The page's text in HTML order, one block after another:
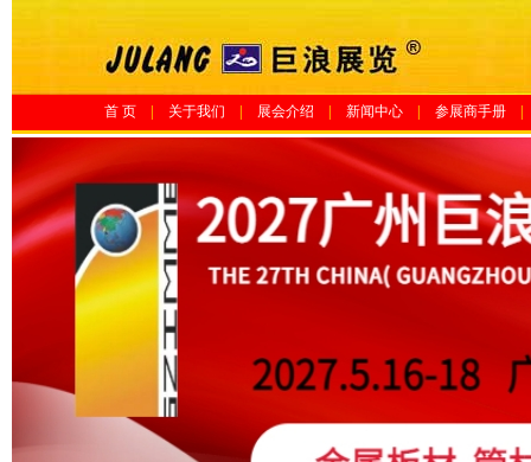
首 页 关于我们 展会介绍 新闻中心 参展商手册|